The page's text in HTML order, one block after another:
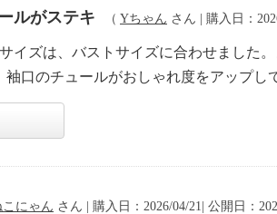
ルがステキ （ Yちゃん さん | 購入日：
イズは、バストサイズに合わせました
口のチュールがおしゃれ度をアップし
こにゃん さん | 購入日：2026/04/21| 公開日：